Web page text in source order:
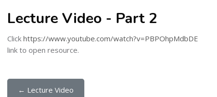
Lecture Video - Part 2
Click https://www.youtube.com/watch?v=PBPOhpMdbDE
link to open resource.
← Lecture Video